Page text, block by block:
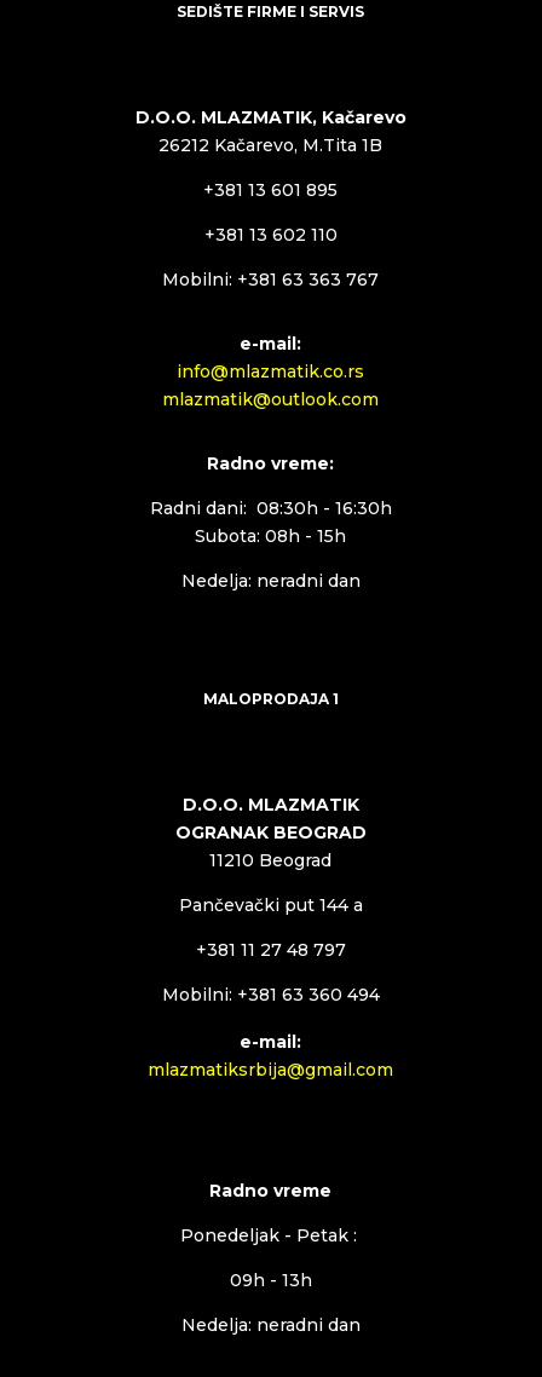
SEDIŠTE FIRME I SERVIS
D.O.O. MLAZMATIK, Kačarevo
26212 Kačarevo, M.Tita 1B
+381 13 601 895
+381 13 602 110
Mobilni: +381 63 363 767
e-mail:
info@mlazmatik.co.rs
mlazmatik@outlook.com
Radno vreme:
Radni dani: 08:30h - 16:30h
Subota: 08h - 15h
Nedelja: neradni dan
MALOPRODAJA 1
D.O.O. MLAZMATIK
OGRANAK BEOGRAD
11210 Beograd
Pančevački put 144 a
+381 11 27 48 797
Mobilni: +381 63 360 494
e-mail:
mlazmatiksrbija@gmail.com
Radno vreme
Ponedeljak - Petak :
09h - 13h
Nedelja: neradni dan